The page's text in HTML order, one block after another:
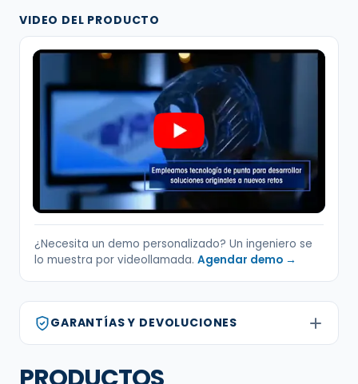
VIDEO DEL PRODUCTO
¿Necesita un demo personalizado? Un ingeniero se
lo muestra por videollamada. Agendar demo →
GARANTÍAS Y DEVOLUCIONES